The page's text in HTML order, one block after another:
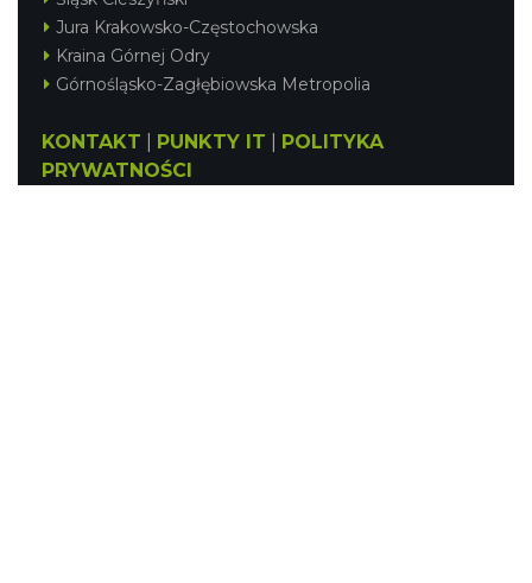
Jura Krakowsko-Częstochowska
Kraina Górnej Odry
Górnośląsko-Zagłębiowska Metropolia
KONTAKT PUNKTY IT
POLITYKA
PRYWATNOŚCI